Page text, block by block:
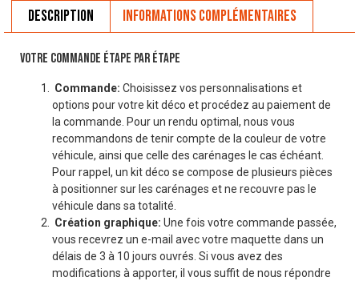
Description Informations complémentaires
VOTRE COMMANDE ÉTAPE PAR ÉTAPE
Commande: Choisissez vos personnalisations et
options pour votre kit déco et procédez au paiement de
la commande. Pour un rendu optimal, nous vous
recommandons de tenir compte de la couleur de votre
véhicule, ainsi que celle des carénages le cas échéant.
Pour rappel, un kit déco se compose de plusieurs pièces
à positionner sur les carénages et ne recouvre pas le
véhicule dans sa totalité.
Création graphique: Une fois votre commande passée,
vous recevrez un e-mail avec votre maquette dans un
délais de 3 à 10 jours ouvrés. Si vous avez des
modifications à apporter, il vous suffit de nous répondre